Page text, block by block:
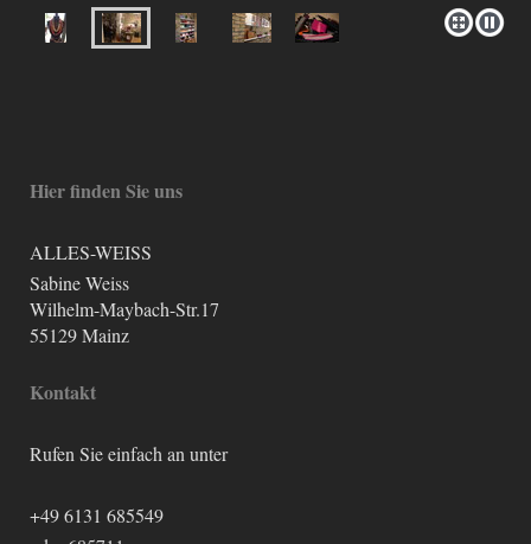
Hier finden Sie uns
ALLES-WEISS
Sabine Weiss
Wilhelm-Maybach-Str.17
55129 Mainz
Kontakt
Rufen Sie einfach an unter
+49 6131 685549